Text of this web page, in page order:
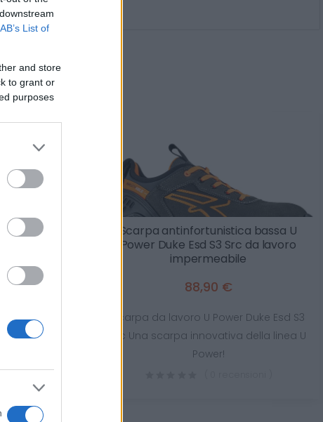
List of
and store
to grant or
purposes
anche
maschera
)
Scarpa antinfortunistica bassa U
Power Duke Esd S3 Src da lavoro
impermeabile
88,90 €
Scarpa da lavoro U Power Duke Esd S3
Src Una scarpa innovativa della linea U
Power!